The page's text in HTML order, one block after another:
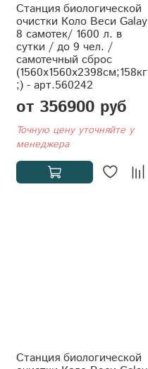
Станция биологической
очистки Коло Веси Galay
8 самотек/ 1600 л. в
сутки / до 9 чел. /
самотечный сброс
(1560x1560x2398см;158кг
;) - арт.560242
от 356900 руб
Точную цену уточняйте у
менеджера
Станция биологической